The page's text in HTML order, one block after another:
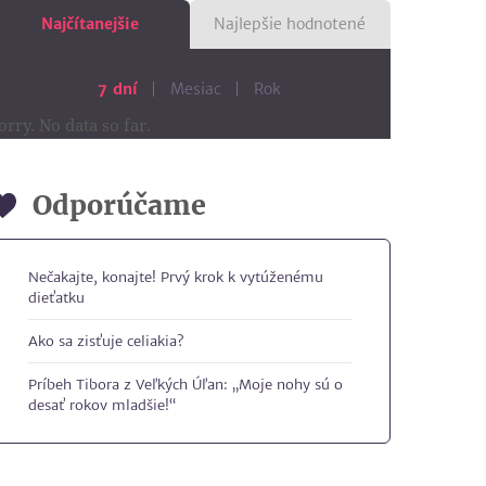
Najčítanejšie Najlepšie hodnotené
7 dní Mesiac Rok
No data so far.
Odporúčame
Nečakajte, konajte! Prvý krok k vytúženému
dieťatku
Ako sa zisťuje celiakia?
Príbeh Tibora z Veľkých Úľan: „Moje nohy sú o
desať rokov mladšie!“